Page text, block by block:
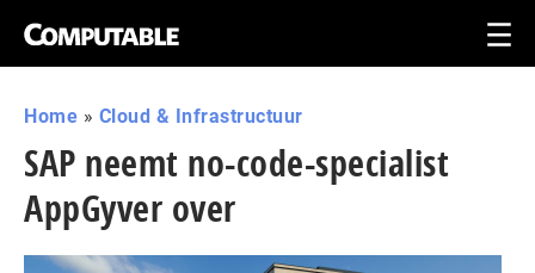
Home » Cloud & Infrastructuur
SAP neemt no-code-specialist
AppGyver over